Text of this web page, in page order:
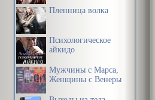
Пленница волка
Психологическое
айкидо
Мужчины с Марса,
Женщины с Венеры